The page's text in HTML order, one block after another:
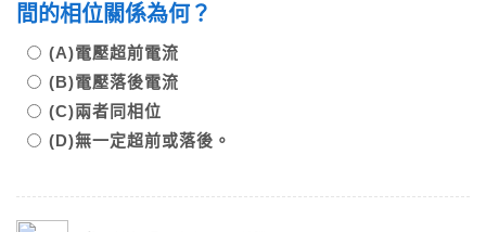
間的相位關係為何？
(A)電壓超前電流
(B)電壓落後電流
(C)兩者同相位
(D)無一定超前或落後。